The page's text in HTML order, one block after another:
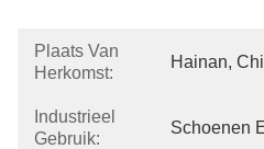
Plaats Van
Herkomst:
Hainan,
Industrieel
Gebruik:
Schoenen